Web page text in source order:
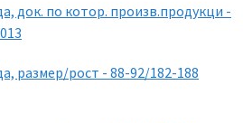
док. по котор. произв.продукци -
размер/рост - 88-92/182-188